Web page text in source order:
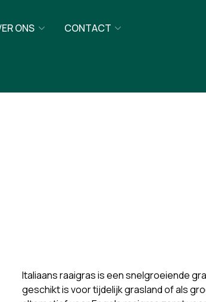
ONS CONTACT
Italiaans raaigras is een snelgroeiende
geschikt is voor tijdelijk grasland of als